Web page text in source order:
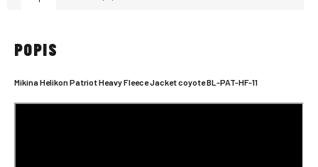
POPIS
Mikina Helikon Patriot Heavy Fleece Jacket coyote BL-PAT-HF-11